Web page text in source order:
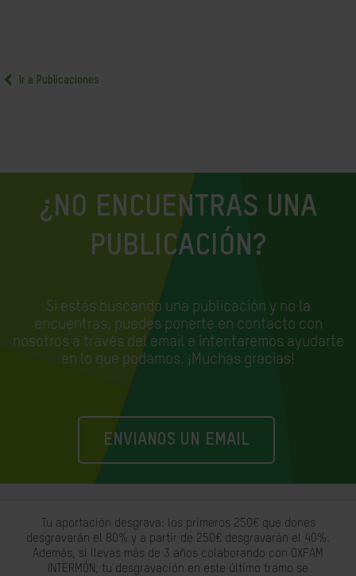
Ir a Publicaciones
¿NO ENCUENTRAS UNA
PUBLICACIÓN?
Si estás buscando una publicación y no la
encuentras, puedes ponerte en contacto con
nosotros a través del email e intentaremos ayudarte
en lo que podamos. ¡Muchas gracias!
ENVIANOS UN EMAIL
Tu aportación desgrava: los primeros 250€ que dones
desgravarán el 80% y a partir de 250€ desgravarán el 40%.
Además, si llevas más de 3 años colaborando con OXFAM
INTERMÓN, tu desgravación en este último tramo se